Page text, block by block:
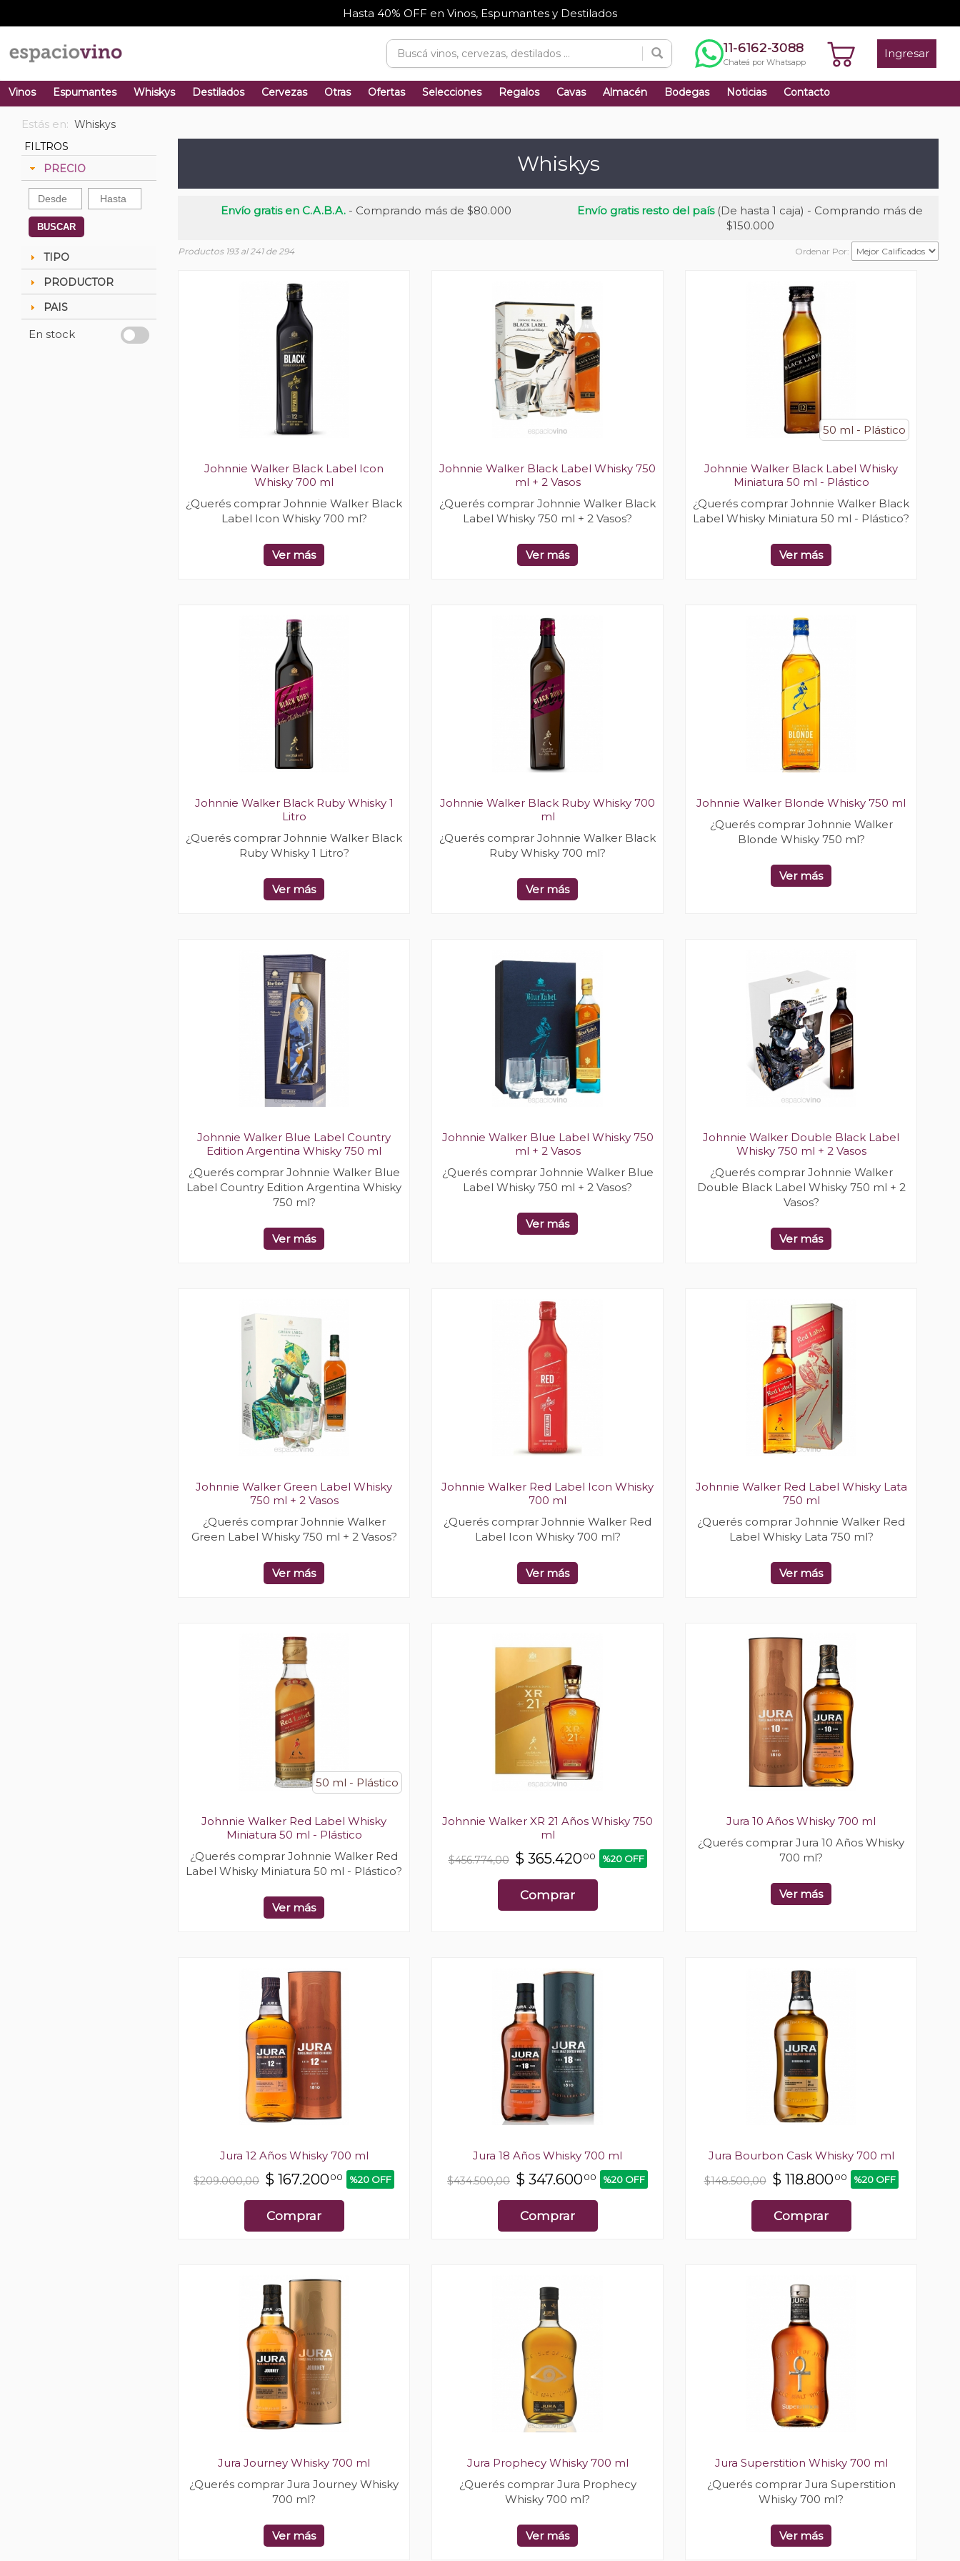
Hasta 40% OFF en Vinos, Espumantes y Destilados
11-6162-3088
Chateá por Whatsapp
Ingresar
Vinos Espumantes Whiskys Destilados Cervezas Otras Ofertas Selecciones Regalos Cavas Almacén Bodegas Noticias Contacto
Estás en: Whiskys
FILTROS
PRECIO
BUSCAR
TIPO
PRODUCTOR
PAIS
En stock
Whiskys
Envío gratis en C.A.B.A. - Comprando más de $80.000 Envío gratis resto del país(De hasta 1 caja) - Comprando más de
$150.000
Productos 193 al 241 de 294 Ordenar Por:
Johnnie Walker Black Label Icon
Whisky 700 ml
¿Querés comprar Johnnie Walker Black
Label Icon Whisky 700 ml?
Ver más
Johnnie Walker Black Label Whisky 750
ml + 2 Vasos
¿Querés comprar Johnnie Walker Black
Label Whisky 750 ml + 2 Vasos?
Ver más
50 ml - Plástico
Johnnie Walker Black Label Whisky
Miniatura 50 ml - Plástico
¿Querés comprar Johnnie Walker Black
Label Whisky Miniatura 50 ml - Plástico?
Ver más
Johnnie Walker Black Ruby Whisky 1
Litro
¿Querés comprar Johnnie Walker Black
Ruby Whisky 1 Litro?
Ver más
Johnnie Walker Black Ruby Whisky 700
ml
¿Querés comprar Johnnie Walker Black
Ruby Whisky 700 ml?
Ver más
Johnnie Walker Blonde Whisky 750 ml
¿Querés comprar Johnnie Walker
Blonde Whisky 750 ml?
Ver más
Johnnie Walker Blue Label Country
Edition Argentina Whisky 750 ml
¿Querés comprar Johnnie Walker Blue
Label Country Edition Argentina Whisky
750 ml?
Ver más
Johnnie Walker Blue Label Whisky 750
ml + 2 Vasos
¿Querés comprar Johnnie Walker Blue
Label Whisky 750 ml + 2 Vasos?
Ver más
Johnnie Walker Double Black Label
Whisky 750 ml + 2 Vasos
¿Querés comprar Johnnie Walker
Double Black Label Whisky 750 ml + 2
Vasos?
Ver más
Johnnie Walker Green Label Whisky
750 ml + 2 Vasos
¿Querés comprar Johnnie Walker
Green Label Whisky 750 ml + 2 Vasos?
Ver más
Johnnie Walker Red Label Icon Whisky
700 ml
¿Querés comprar Johnnie Walker Red
Label Icon Whisky 700 ml?
Ver más
Johnnie Walker Red Label Whisky Lata
750 ml
¿Querés comprar Johnnie Walker Red
Label Whisky Lata 750 ml?
Ver más
50 ml - Plástico
Johnnie Walker Red Label Whisky
Miniatura 50 ml - Plástico
¿Querés comprar Johnnie Walker Red
Label Whisky Miniatura 50 ml - Plástico?
Ver más
Johnnie Walker XR 21 Años Whisky 750
ml
$456.774,00 $ 365.42000 %20 OFF
Comprar
Jura 10 Años Whisky 700 ml
¿Querés comprar Jura 10 Años Whisky
700 ml?
Ver más
Jura 12 Años Whisky 700 ml
$209.000,00 $ 167.20000 %20 OFF
Comprar
Jura 18 Años Whisky 700 ml
$434.500,00 $ 347.60000 %20 OFF
Comprar
Jura Bourbon Cask Whisky 700 ml
$148.500,00 $ 118.80000 %20 OFF
Comprar
Jura Journey Whisky 700 ml
¿Querés comprar Jura Journey Whisky
700 ml?
Ver más
Jura Prophecy Whisky 700 ml
¿Querés comprar Jura Prophecy
Whisky 700 ml?
Ver más
Jura Superstition Whisky 700 ml
¿Querés comprar Jura Superstition
Whisky 700 ml?
Ver más